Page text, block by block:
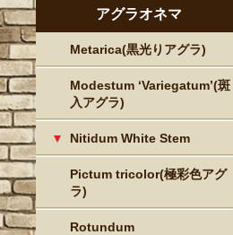
アグラオネマ
Metarica(黒光りアグラ)
Modestum ‘Variegatum’(斑
入アグラ)
Nitidum White Stem
Pictum tricolor(極彩色アグ
ラ)
Rotundum